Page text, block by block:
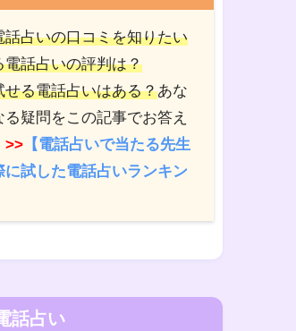
話占いの口コミを知りたい
電話占いの評判は？
せる電話占いはある？あな
る疑問をこの記事でお答え
>> 【電話占いで当たる先生
に試した電話占いランキン
話占い